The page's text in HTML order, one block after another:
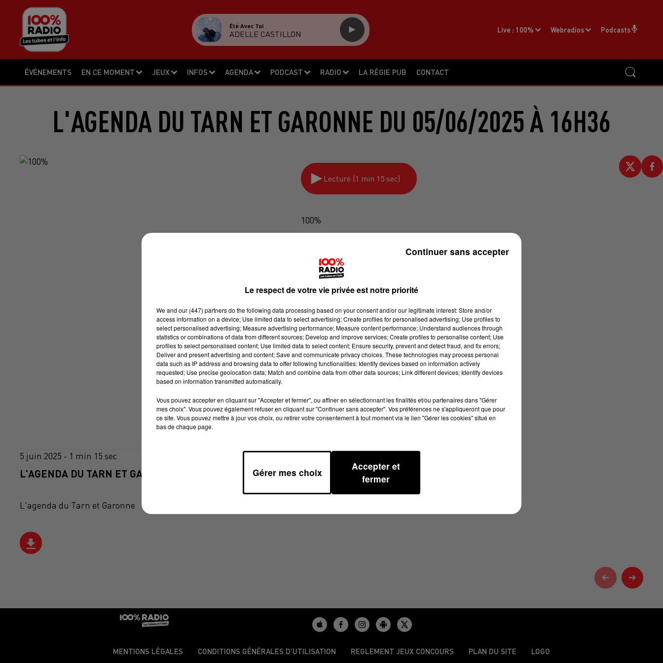
ÉVÉNEMENTS EN CE MOMENT JEUX INFOS AGENDA PODCAST RADIO LA RÉGIE PUB CONTACT
Live : 100% Webradios Podcasts
Été Avec Toi
ADELLE CASTILLON
L'AGENDA DU TARN ET GARONNE DU 05/06/2025 À 16H36
Lecture (1 min 15 sec)
100%
5 juin 2025 - 1 min 15 sec
L'AGENDA DU TARN ET GARONNE DU 05/06/2025 À 16H36
L'agenda du Tarn et Garonne
MENTIONS LÉGALES CONDITIONS GÉNÉRALES D’UTILISATION REGLEMENT JEUX CONCOURS PLAN DU SITE LOGO
Le respect de votre vie privée est notre priorité
We and our (447) partnersdo the following data processing based on your consent and/or our legitimate interest: Store and/or
access information on a device; Use limited data to select advertising; Create profiles for personalised advertising; Use profiles to
select personalised advertising; Measure advertising performance; Measure content performance; Understand audiences through
statistics or combinations of data from different sources; Develop and improve services; Create profiles to personalise content; Use
profiles to select personalised content; Use limited data to select content; Ensure security, prevent and detect fraud, and fix errors;
Deliver and present advertising and content; Save and communicate privacy choices. These technologies may process personal
data such as IP address and browsing data to offer following functionalities: Identify devices based on information actively
requested; Use precise geolocation data; Match and combine data from other data sources; Link different devices; Identify devices
based on information transmitted automatically.
Vous pouvez accepter en cliquant sur "Accepter et fermer", ou affiner en sélectionnant les finalités et/ou partenaires dans "Gérer
mes choix". Vous pouvez également refuser en cliquant sur "Continuer sans accepter". Vos préférences ne s'appliqueront que pour
ce site. Vous pouvez mettre à jour vos choix, ou retirer votre consentement à tout moment via le lien "Gérer les cookies" situé en
bas de chaque page.
Gérer mes choix
Accepter et
fermer
Continuer sans accepter